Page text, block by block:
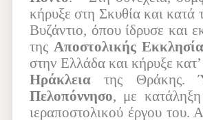
κήρυξε στη Σκυθία και κατά
Βυζάντιο, όπου ίδρυσε και
της Αποστολικής
στην Ελλάδα και κήρυξε
Ηράκλεια της Θράκης.
Πελοπόννησο, με
ιεραποστολικού έργου του.